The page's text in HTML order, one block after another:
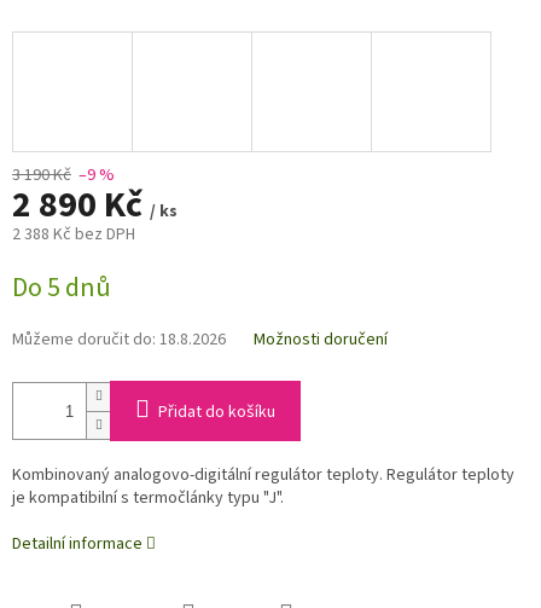
3 190 Kč –9 %
2 890 Kč / ks
2 388 Kč bez DPH
cena:
Do 5 dnů
Můžeme doručit do: 18.8.2026 Možnosti doručení
Přidat do košíku
Kombinovaný analogovo-digitální regulátor teploty. Regulátor teploty
je kompatibilní s termočlánky typu "J".
Detailní informace